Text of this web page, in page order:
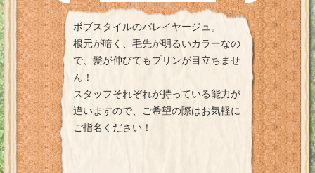
ボブスタイルのバレイヤージュ。
根元が暗く、毛先が明るいカラーなの
で、髪が伸びてもプリンが目立ちませ
ん！
スタッフそれぞれが持っている能力が
違いますので、ご希望の際はお気軽に
ご指名ください！